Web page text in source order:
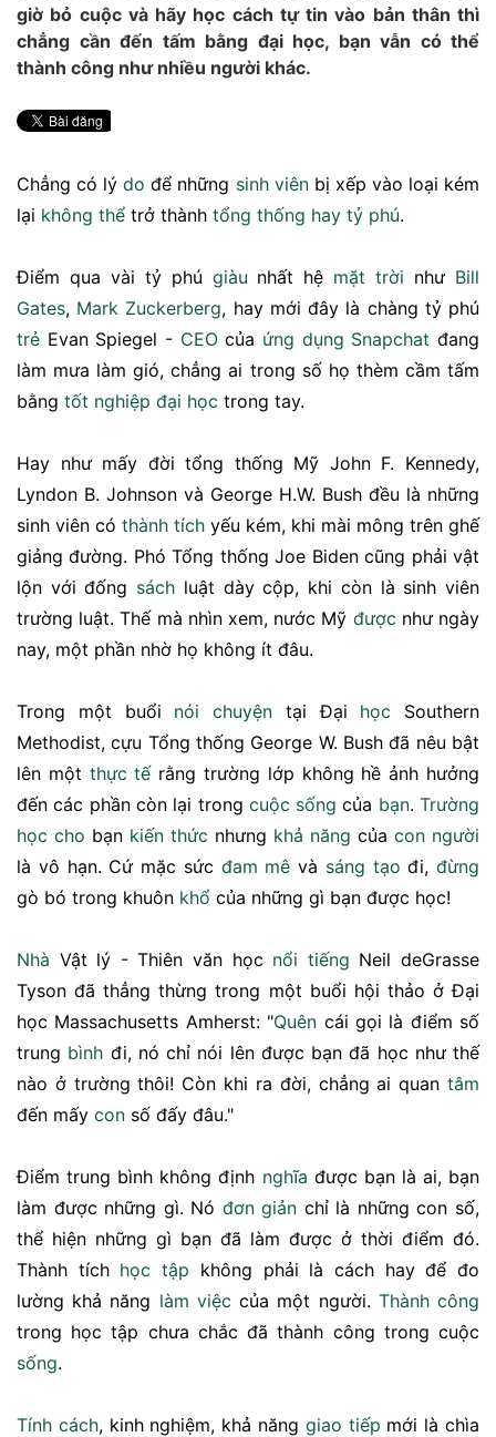
giờ bỏ cuộc và hãy học cách tự tin vào bản thân thì
chẳng cần đến tấm bằng đại học, bạn vẫn có thể
thành công như nhiều người khác.
Chẳng có lýdo để những sinh viênbị xếp vào loại kém
lại không thể trở thành tổng thống hay tỷ phú.
Điểm qua vài tỷ phú giàu nhất hệ mặt trời như Bill
Gates, Mark Zuckerberg, hay mới đây là chàng tỷ phú
trẻ Evan Spiegel - CEOcủa ứng dụng Snapchat đang
làm mưa làm gió, chẳng ai trong số họ thèm cầm tấm
bằng tốt nghiệp đại học trong tay.
Hay như mấy đời tổng thống Mỹ John F. Kennedy,
Lyndon B. Johnson và George H.W. Bush đều là những
sinh viên có thành tích yếu kém, khi mài mông trên ghế
giảng đường. Phó Tổng thống Joe Biden cũng phải vật
lộn với đống sách luật dày cộp, khi còn là sinh viên
trường luật. Thế mà nhìn xem, nước Mỹ được như ngày
nay, một phần nhờ họ không ít đâu.
Trong một buổi nói chuyện tại Đại học Southern
Methodist, cựu Tổng thống George W. Bush đã nêu bật
lên một thực tếrằng trường lớp không hề ảnh hưởng
đến các phần còn lại trong cuộc sống của bạn.Trường
học cho bạn kiến thức nhưng khả năng của con người
là vô hạn. Cứ mặc sức đam mê và sáng tạo đi, đừng
gò bó trong khuôn khổ của những gì bạn được học!
Nhà Vật lý - Thiên văn học nổi tiếng Neil deGrasse
Tyson đã thẳng thừng trong một buổi hội thảo ở Đại
học Massachusetts Amherst: "Quên cái gọi là điểm số
trung bình đi, nó chỉ nói lên được bạn đã học như thế
nào ở trường thôi! Còn khi ra đời, chẳng ai quan tâm
đến mấy con số đấy đâu."
Điểm trung bình không định nghĩa được bạn là ai, bạn
làm được những gì. Nó đơn giản chỉ là những con số,
thể hiện những gì bạn đã làm được ở thời điểm đó.
Thành tích học tập không phải là cách hay để đo
lường khả năng làm việc của một người. Thành công
trong học tập chưa chắc đã thành công trong cuộc
sống.
Tính cách, kinh nghiệm, khả năng giao tiếp mới là chìa